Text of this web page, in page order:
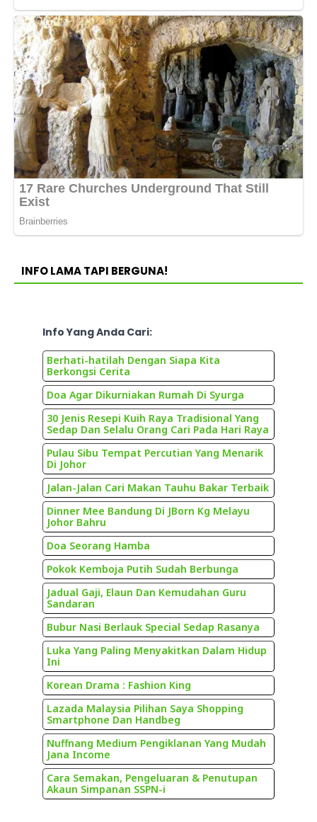
INFO LAMA TAPI BERGUNA!
Info Yang Anda Cari:
Berhati-hatilah Dengan Siapa Kita
Berkongsi Cerita
Doa Agar Dikurniakan Rumah Di Syurga
30 Jenis Resepi Kuih Raya Tradisional Yang
Sedap Dan Selalu Orang Cari Pada Hari Raya
Pulau Sibu Tempat Percutian Yang Menarik
Di Johor
Jalan-Jalan Cari Makan Tauhu Bakar Terbaik
Dinner Mee Bandung Di JBorn Kg Melayu
Johor Bahru
Doa Seorang Hamba
Pokok Kemboja Putih Sudah Berbunga
Jadual Gaji, Elaun Dan Kemudahan Guru
Sandaran
Bubur Nasi Berlauk Special Sedap Rasanya
Luka Yang Paling Menyakitkan Dalam Hidup
Ini
Korean Drama : Fashion King
Lazada Malaysia Pilihan Saya Shopping
Smartphone Dan Handbeg
Nuffnang Medium Pengiklanan Yang Mudah
Jana Income
Cara Semakan, Pengeluaran & Penutupan
Akaun Simpanan SSPN-i